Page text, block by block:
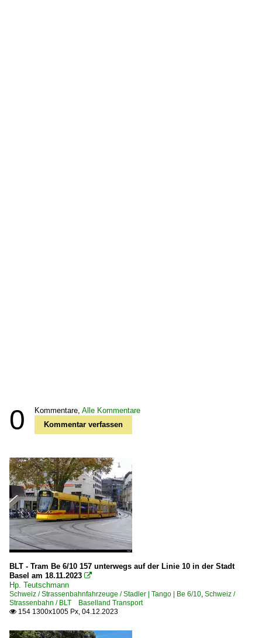
0 Kommentare, Alle Kommentare
Kommentar verfassen
BLT - Tram Be 6/10 157 unterwegs auf der Linie 10 in der Stadt
Basel am 18.11.2023 
Hp. Teutschmann
Schweiz / Strassenbahnfahrzeuge / Stadler | Tango | Be 6/10, Schweiz /
Strassenbahn / BLT Baselland Transport
 154 1300x1005 Px, 04.12.2023